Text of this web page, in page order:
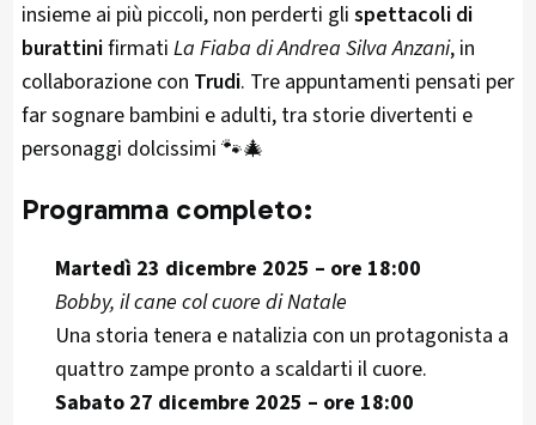
insieme ai più piccoli, non perderti gli spettacoli di
burattinifirmati La Fiaba di Andrea Silva Anzani, in
collaborazione con Trudi. Tre appuntamenti pensati per
far sognare bambini e adulti, tra storie divertenti e
personaggi dolcissimi 🐾🎄
Programma completo:
Martedì 23 dicembre 2025 – ore 18:00
Bobby, il cane col cuore di Natale
Una storia tenera e natalizia con un protagonista a
quattro zampe pronto a scaldarti il cuore.
Sabato 27 dicembre 2025 – ore 18:00